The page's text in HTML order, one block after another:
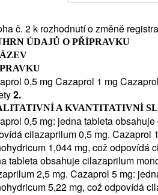
PŘÍPRAVEK CAZAPROL A K
látka tablet Cazaprol, cilazapril, patří
angiotensin (inhibitory ACE).
vysokého krevního tlaku (hypertenze),
chronického (dlouhotrvajícího)
čerpat dostatek krve pro
Cazaprol působí na krevní
krevního tlaku. Rovněž tím
pokud máte chronické srdeční
stejně jako přípravek Cazaprol,
MUSÍTE VĚNOVAT
UŽÍVAT
č. 2 k rozhodnutí o změně
ÚDAJŮ O PŘÍPRAVKU
0,5 mg Cazaprol 1 mg
2.
A KVANTITATIVNÍ
0,5 mg: jedna tableta
cilazaprilum 0,5 mg. Cazaprol
1,044 mg, což odpovídá
tableta obsahuje cilazaprilum
2,5 mg. Cazaprol 5 mg:
5,22 mg, což odpovídá